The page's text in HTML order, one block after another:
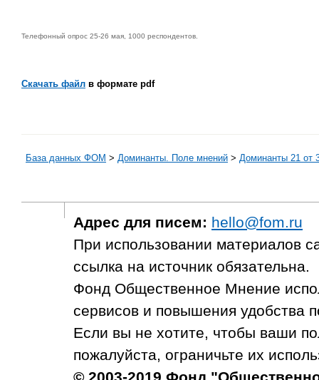
Телефонный опрос 25-26 мая, 1000 респондентов.
Скачать файл в формате pdf
База данных ФОМ > Доминанты. Поле мнений > Доминанты 21 от
Адрес для писем: hello@fom.ru
При использовании материалов
ссылка на источник обязательна.
Фонд Общественное Мнение
сервисов и повышения удобства
Если вы не хотите, чтобы ваши
пожалуйста, ограничьте их